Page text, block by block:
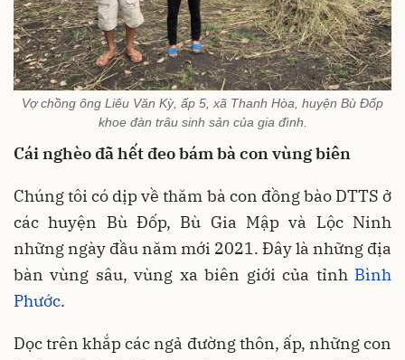
Vợ chồng ông Liêu Văn Kỳ, ấp 5, xã Thanh Hòa, huyện Bù Đốp
khoe đàn trâu sinh sản của gia đình.
Cái nghèo đã hết đeo bám bà con vùng biên
Chúng tôi có dịp về thăm bà con đồng bào DTTS ở
các huyện Bù Đốp, Bù Gia Mập và Lộc Ninh
những ngày đầu năm mới 2021. Đây là những địa
bàn vùng sâu, vùng xa biên giới của tỉnh Bình
Phước.
Dọc trên khắp các ngả đường thôn, ấp, những con